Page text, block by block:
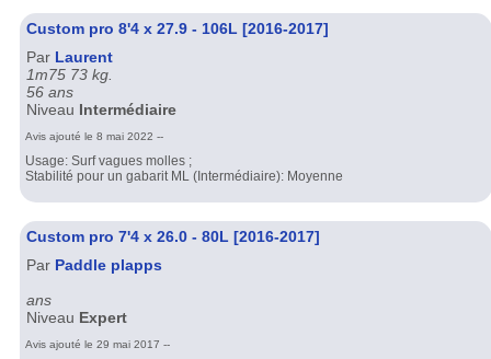
Custom pro 8'4 x 27.9 - 106L [2016-2017]
Par Laurent
1m75 73 kg.
56 ans
Niveau Intermédiaire
Avis ajouté le 8 mai 2022 --
Usage: Surf vagues molles ;
Stabilité pour un gabarit ML (Intermédiaire): Moyenne
Custom pro 7'4 x 26.0 - 80L [2016-2017]
Par Paddle plapps
ans
Niveau Expert
Avis ajouté le 29 mai 2017 --